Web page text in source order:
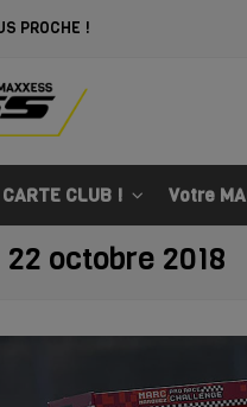
PROCHE !
CLUB ! Votre
octobre 2018